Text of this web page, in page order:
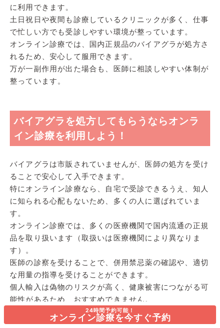
24時間予約可能！
オンライン診療を今すぐ予約
に利用できます。
土日祝日や夜間も診療しているクリニックが多く、仕事
で忙しい方でも受診しやすい環境が整っています。
オンライン診療では、国内正規品のバイアグラが処方さ
れるため、安心して服用できます。
万が一副作用が出た場合も、医師に相談しやすい体制が
整っています。
バイアグラを処方してもらうならオンラ
イン診療を利用しよう！
バイアグラは市販されていませんが、医師の処方を受け
ることで安心して入手できます。
特にオンライン診療なら、自宅で受診できるうえ、知人
に知られる心配もないため、多くの人に選ばれていま
す。
オンライン診療では、多くの医療機関で国内流通の正規
品を取り扱います（取扱いは医療機関により異なりま
す）。
医師の診察を受けることで、併用禁忌薬の確認や、適切
な用量の指導を受けることができます。
個人輸入は偽物のリスクが高く、健康被害につながる可
能性があるため、おすすめできません。
個人輸入で入手したバイアグラを服用して副作用が発生
した場合、医薬品副作用被害救済制度の対象外となり、